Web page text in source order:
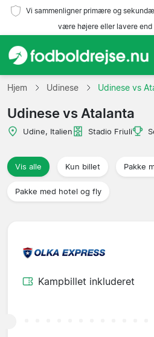
Vi sammenligner primære og
være højere eller lavere
Hjem
Hold
Rejsebureauer
Hjem Udinese Udinese vs
Udinese vs Atalanta
Udine, Italien Stadio Friuli
Vis alle Kun billet Pakke
Pakke med hotel og fly
Kampbillet inkluderet